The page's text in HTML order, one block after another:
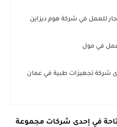
في مول
شركة تجهيزات طبية في عمان
في إحدى شركات مجموعة